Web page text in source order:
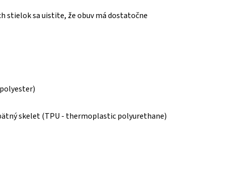
stielok sa uistite, že obuv má dostatočne
skelet (TPU - thermoplastic polyurethane)